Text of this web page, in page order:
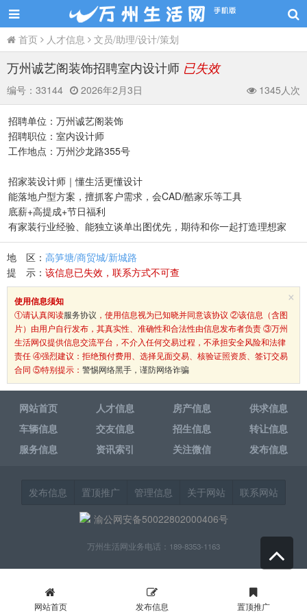
首页 人才信息 文员/助理/设计/策划
万州诚艺阁装饰招聘室内设计师 已失效
编号： 33144 2026年2月3日 1345人次
招聘单位：万州诚艺阁装饰
招聘职位：室内设计师
工作地点：万州沙龙路355号
招家装设计师｜懂生活更懂设计
能落地户型方案，擅抓客户需求，会CAD/酷家乐等工具
底薪+高提成+节日福利
有家装行业经验、能独立谈单出图优先，期待和你一起打造理想家
地 区： 高笋塘/商贸城/新城路
提 示： 该信息已失效，联系方式不可查
×
使用信息须知
①请认真阅读服务协议 ，使用信息视为已知晓并同意该协议 ②该信息（含图
片）由用户自行发布，其真实性、准确性和合法性由信息发布者负责 ③万州
生活网仅提供信息交流平台，不介入任何交易过程，不承担安全风险和法律
责任 ④强烈建议：拒绝预付费用、选择见面交易、核验证照资质、签订交易
合同 ⑤特别提示： 警惕网络黑手，谨防网络诈骗
网站首页 人才信息 房产信息
供求信息
车辆信息
交友信息 招生信息
转让信息
服务信息
资讯索引 关注微信 发布信息
发布信息 置顶推广 管理信息 关于网站
联系网站
渝公网安备50022802000406号
万州生活网业务电话：189-8353-1163
网站首页 发布信息 置顶推广